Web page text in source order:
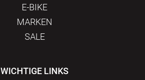
E-BIKE
MARKEN
SALE
WICHTIGE LINKS